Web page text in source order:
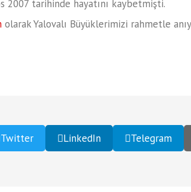
2007 tarihinde hayatını kaybetmişti.
olarak Yalovalı Büyüklerimizi rahmetle
Twitter LinkedIn Telegram